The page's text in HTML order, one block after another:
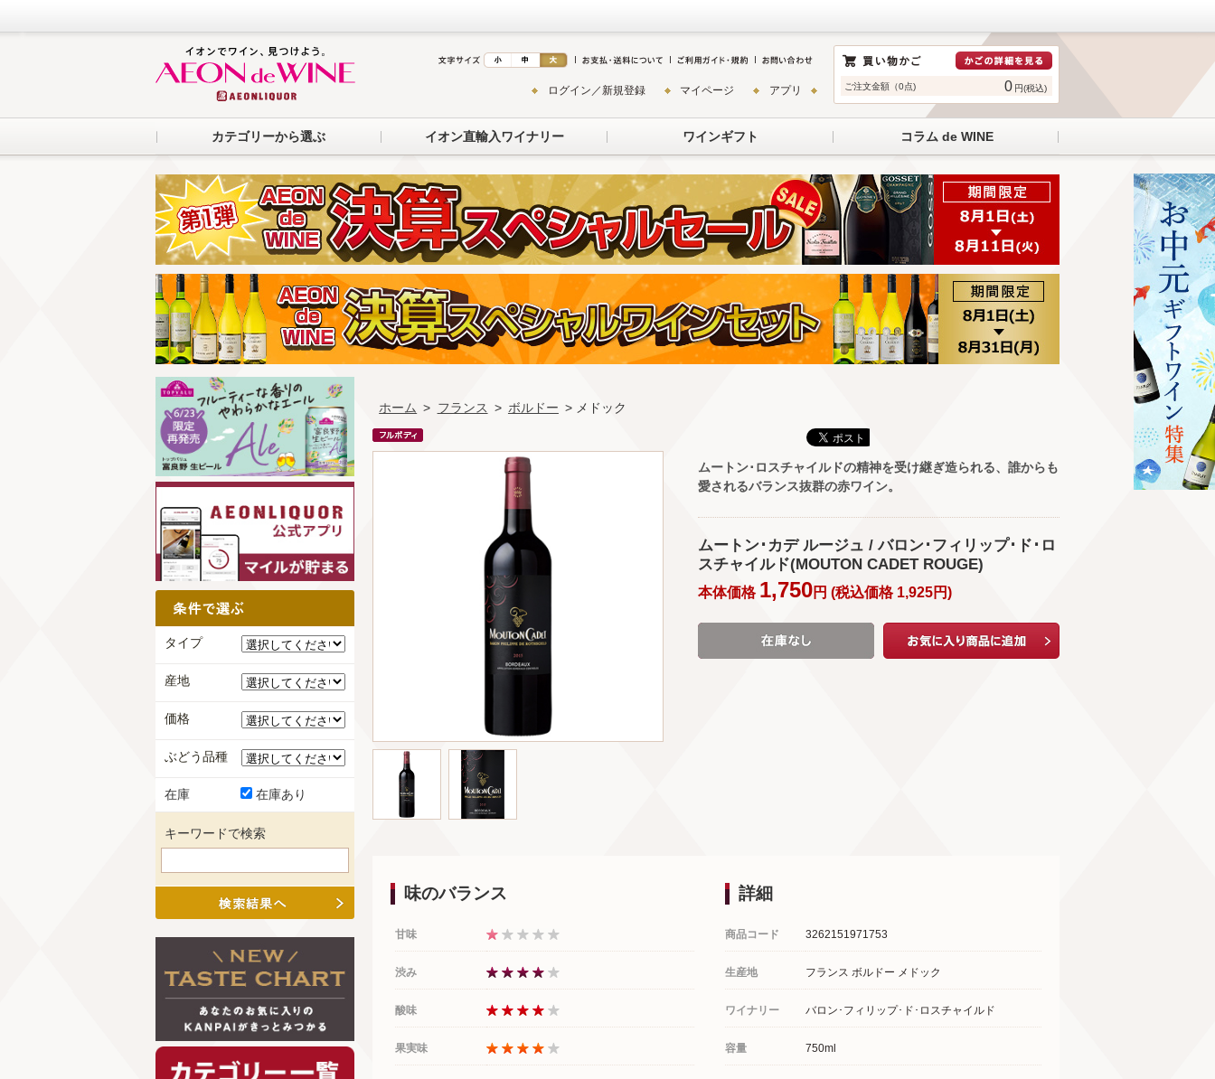
ご注文金額（0点) 0 円(税込)
ログイン／新規登録 マイページ アプリ
カテゴリーから選ぶ イオン直輸入ワイナリー ワインギフト コラム de WINE
ホーム > フランス > ボルドー > メドック
ムートン･ロスチャイルドの精神を受け継ぎ造られる、誰からも
愛されるバランス抜群の赤ワイン。
ムートン･カデ ルージュ / バロン･フィリップ･ド･ロ
スチャイルド(MOUTON CADET ROUGE)
本体価格 1,750円 (税込価格 1,925円)
詳細
商品コード 3262151971753
生産地 フランス ボルドー メドック
ワイナリー バロン･フィリップ･ド･ロスチャイルド
容量 750ml
味のバランス
甘味
渋み
酸味
果実味
タイプ
産地
価格
ぶどう品種
在庫 在庫あり
キーワードで検索